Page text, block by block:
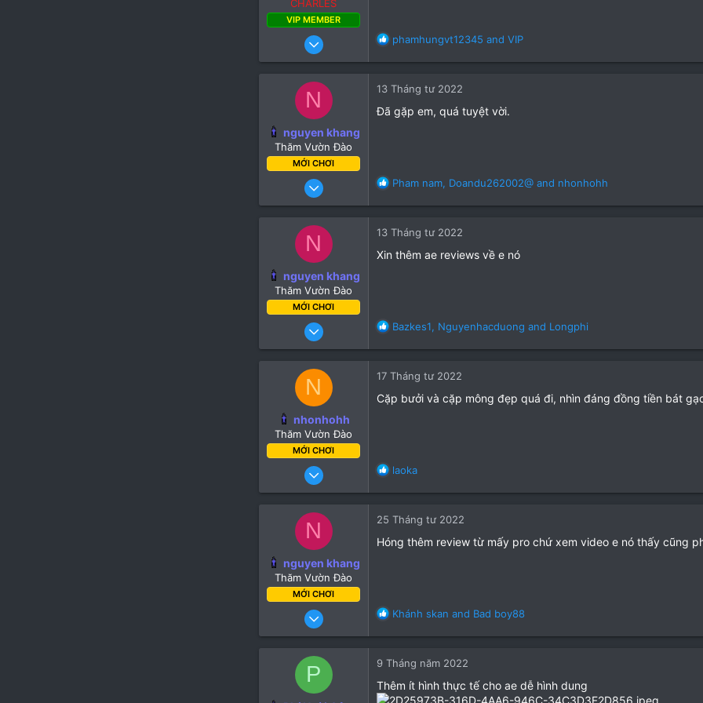
s
)
)
CHARLES
VIP MEMBER
31
R
t
phamhungvt12345 and VIP
N
nguyen khang
Thăm Vườn Đào
MỚI CHƠI
10
13 Tháng tư 2022
Đã gặp em, quá tuyệt vời.
R
t
Pham nam, Doandu262002@ and nhonhohh
N
nguyen khang
Thăm Vườn Đào
MỚI CHƠI
10
13 Tháng tư 2022
Xin thêm ae reviews về e nó
R
t
i
Bazkes1, Nguyenhacduong and Longphi
N
nhonhohh
Thăm Vườn Đào
MỚI CHƠI
1
17 Tháng tư 2022
Cặp bưởi và cặp mông đẹp quá đi, nhìn đáng đồng tiền bát
R
t
i
laoka
N
nguyen khang
Thăm Vườn Đào
MỚI CHƠI
10
25 Tháng tư 2022
Hóng thêm review từ mấy pro chứ xem video e nó thấy cũng
R
t
i
o
Khánh skan and Bad boy88
P 9 Tháng năm 2022
Thêm ít hình thực tế cho ae dễ hình dung